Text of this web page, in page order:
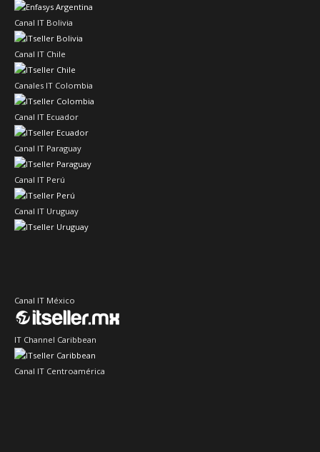
Canal IT Bolivia
Canal IT Chile
Canales IT Colombia
Canal IT Ecuador
Canal IT Paraguay
Canal IT Perú
Canal IT Uruguay
Canal IT México
IT Channel Caribbean
Canal IT Centroamérica